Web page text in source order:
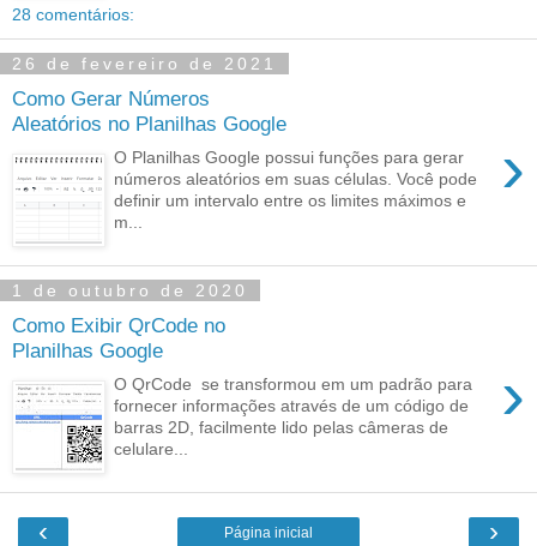
28 comentários:
26 de fevereiro de 2021
Como Gerar Números
Aleatórios no Planilhas Google
›
O Planilhas Google possui funções para gerar
números aleatórios em suas células. Você pode
definir um intervalo entre os limites máximos e
m...
1 de outubro de 2020
Como Exibir QrCode no
Planilhas Google
›
O QrCode se transformou em um padrão para
fornecer informações através de um código de
barras 2D, facilmente lido pelas câmeras de
celulare...
‹ ›
Página inicial